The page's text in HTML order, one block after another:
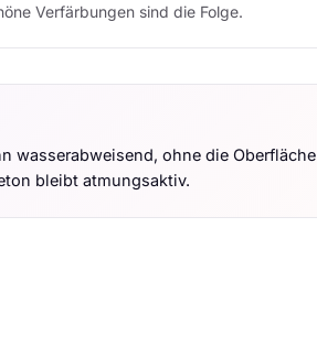
Verfärbungen sind die Folge.
wasserabweisend, ohne die Oberfläche
bleibt atmungsaktiv.